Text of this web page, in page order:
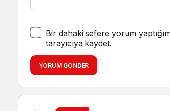
Bir dahaki sefere yorum
tarayıcıya kaydet.
YORUM GÖNDER